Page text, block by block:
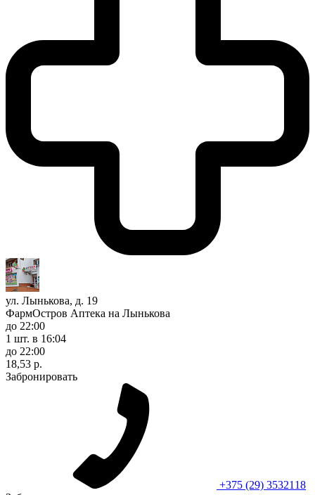
ул. Лынькова, д. 19
ФармОстров Аптека на Лынькова
до 22:00
1 шт. в 16:04
до 22:00
18,53 р.
Забронировать
+375 (29) 3532118